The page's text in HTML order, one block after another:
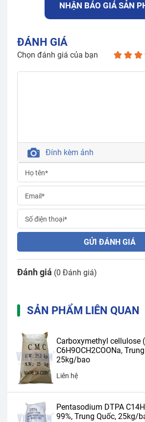
NHẬN BÁO GIÁ SẢN
ĐÁNH GIÁ
Chọn đánh giá của bạn
Đính kèm ảnh
GỬI ĐÁNH GIÁ
Đánh giá (0 Đánh giá)
SẢN PHẨM LIÊN QUAN
Carboxymethyl cellulose
C6H9OCH2COONa,
25kg/bao
Liên hệ
Pentasodium DTPA
99%, Trung Quốc, 25kg/